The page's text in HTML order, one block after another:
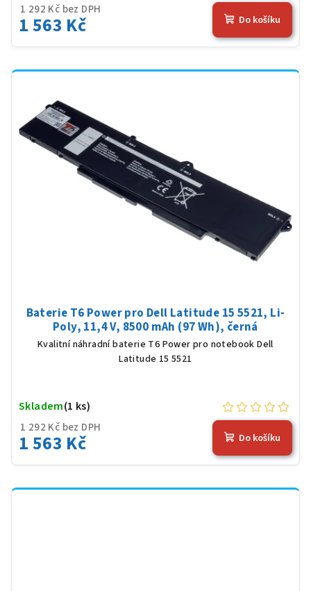
1 292 Kč bez DPH
1 563 Kč Do košíku
Baterie T6 Power pro Dell Latitude 15 5521, Li-
Poly, 11,4 V, 8500 mAh (97 Wh), černá
Kvalitní náhradní baterie T6 Power pro notebook Dell
Latitude 15 5521
1 292 Kč bez DPH
1 563 Kč
Skladem(1 ks)
Do košíku